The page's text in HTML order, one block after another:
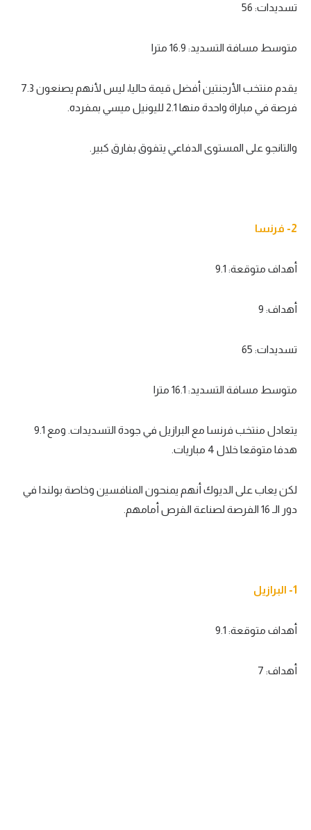
تسديدات: 56
متوسط مسافة التسديد: 16.9 مترا
يقدم منتخب الأرجنتين أفضل قيمة حاليا، ليس لأنهم يصنعون 7.3
فرصة في مباراة واحدة منها 2.1 لليونيل ميسي بمفرده.
والتانجو على المستوى الدفاعي يتفوق بفارق كبير.
2- فرنسا
أهداف متوقعة: 9.1
أهداف: 9
تسديدات: 65
متوسط مسافة التسديد: 16.1 مترا
يتعادل منتخب فرنسا مع البرازيل في جودة التسديدات. ومع 9.1
هدفا متوقعا خلال 4 مباريات.
لكن يعاب على الديوك أنهم يمنحون المنافسين وخاصة بولندا في
دور الـ 16 الفرصة لصناعة الفرص أمامهم.
1- البرازيل
أهداف متوقعة: 9.1
أهداف: 7